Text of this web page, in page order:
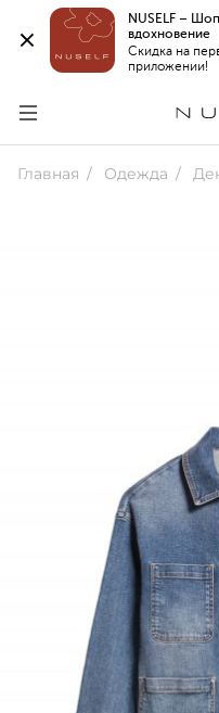
NUSELF –
вдохновение
Скидка на
приложении!
Главная Одежда